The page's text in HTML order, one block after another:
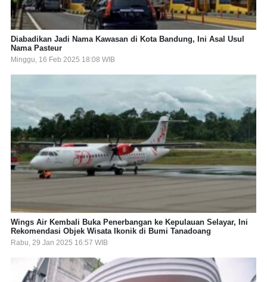
Diabadikan Jadi Nama Kawasan di Kota Bandung, Ini Asal Usul
Nama Pasteur
Minggu, 16 Feb 2025 18:08 WIB
Wings Air Kembali Buka Penerbangan ke Kepulauan Selayar, Ini
Rekomendasi Objek Wisata Ikonik di Bumi Tanadoang
Rabu, 29 Jan 2025 16:57 WIB